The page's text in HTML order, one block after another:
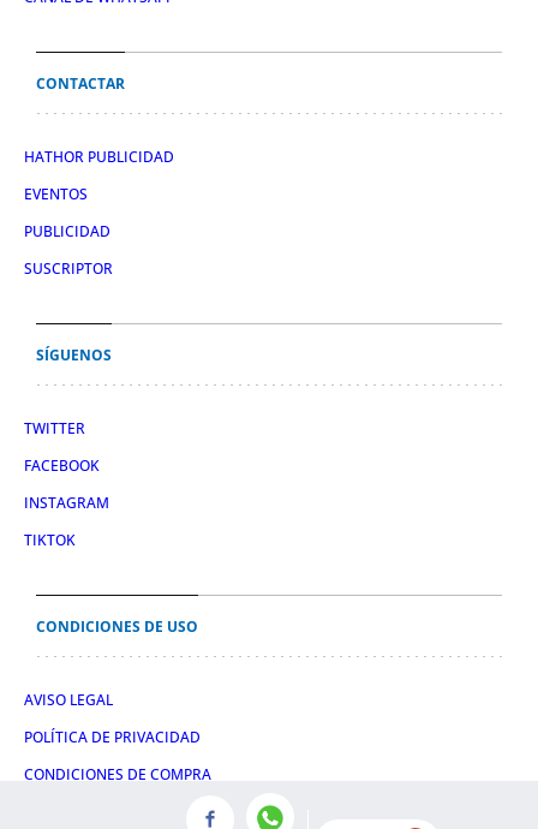
CONTACTAR
HATHOR PUBLICIDAD
EVENTOS
PUBLICIDAD
SUSCRIPTOR
SÍGUENOS
TWITTER
FACEBOOK
INSTAGRAM
TIKTOK
CONDICIONES DE USO
AVISO LEGAL
POLÍTICA DE PRIVACIDAD
CONDICIONES DE COMPRA